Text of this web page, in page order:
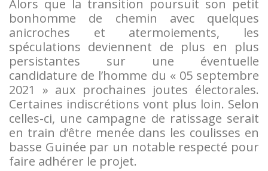
Alors que la transition poursuit son petit
bonhomme de chemin avec quelques
anicroches et atermoiements, les
spéculations deviennent de plus en plus
persistantes sur une éventuelle
candidature de l’homme du « 05 septembre
2021 » aux prochaines joutes électorales.
Certaines indiscrétions vont plus loin. Selon
celles-ci, une campagne de ratissage serait
en train d’être menée dans les coulisses en
basse Guinée par un notable respecté pour
faire adhérer le projet.